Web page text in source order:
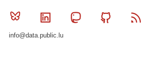
Bluesky Linkedin MastodonGithub
info@data.public.lu